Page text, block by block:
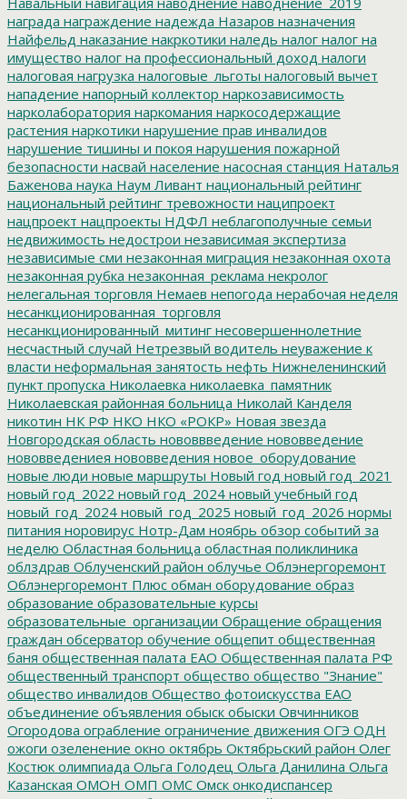
награда награждение надежда Назаров назначения
Найфельд наказание накркотики наледь налог налог на
имущество налог на профессиональный доход налоги
налоговая нагрузка налоговые_льготы налоговый вычет
нападение напорный коллектор наркозависимость
нарколаборатория наркомания наркосодержащие
растения наркотики нарушение прав инвалидов
нарушение тишины и покоя нарушения пожарной
безопасности насвай население насосная станция Наталья
Баженова наука Наум Ливант национальный рейтинг
национальный рейтинг тревожности наципроект
нацпроект нацпроекты НДФЛ неблагополучные семьи
недвижимость недострои независимая экспертиза
независимые сми незаконная миграция незаконная охота
незаконная рубка незаконная_реклама некролог
нелегальная торговля Немаев непогода нерабочая неделя
несанкционированная_торговля
несанкционированный_митинг несовершеннолетние
несчастный случай Нетрезвый водитель неуважение к
власти неформальная занятость нефть Нижнеленинский
пункт пропуска Николаевка николаевка_памятник
Николаевская районная больница Николай Канделя
никотин НК РФ НКО НКО «РОКР» Новая звезда
Новгородская область нововвведение нововведение
нововведениея нововведения новое_оборудование
новые люди новые маршруты Новый год новый год_2021
новый год_2022 новый год_2024 новый учебный год
новый_год_2024 новый_год_2025 новый_год_2026 нормы
питания норовирус Нотр-Дам ноябрь обзор событий за
неделю Областная больница областная поликлиника
облздрав Облученский район облучье Облэнергоремонт
Облэнергоремонт Плюс обман оборудование образ
образование образовательные курсы
образовательные_организации Обращение обращения
граждан обсерватор обучение общепит общественная
баня общественная палата ЕАО Общественная палата РФ
общественный транспорт общество общество "Знание"
общество инвалидов Общество фотоискусства ЕАО
объединение объявления обыск обыски Овчинников
Огородова ограбление ограничение движения ОГЭ ОДН
ожоги озеленение окно октябрь Октябрьский район Олег
Костюк олимпиада Ольга Голодец Ольга Данилина Ольга
Казанская ОМОН ОМП ОМС Омск онкодиспансер